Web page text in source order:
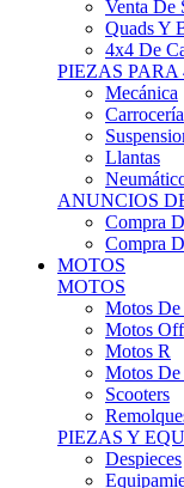
Motos R
Motos De
Scooters
PIEZAS Y
Despieces
ANUNCIOS
Compra
Compra
ASISTENCIA
ASISTENCIA
Camiones
Autobuses
Venta De
Alquiler
Carpas
ANUNCIOS
Compra